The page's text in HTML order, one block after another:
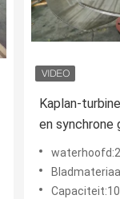
Kaplan-
en synchrone